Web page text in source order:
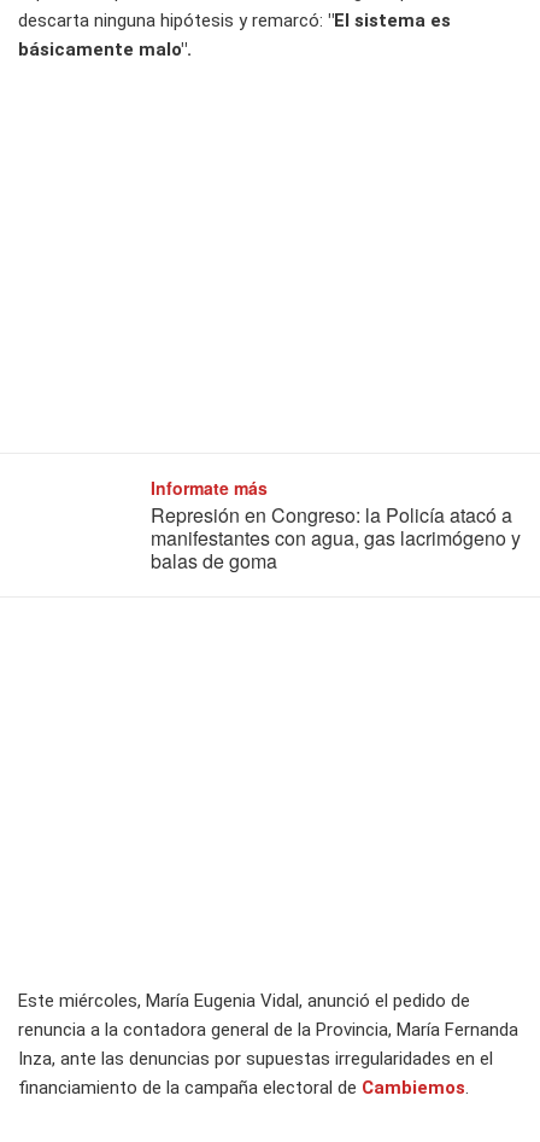
descarta ninguna hipótesis y remarcó: "El sistema es
básicamente malo".
Informate más
Represión en Congreso: la Policía atacó a
manifestantes con agua, gas lacrimógeno y
balas de goma
Este miércoles, María Eugenia Vidal, anunció el pedido de
renuncia a la contadora general de la Provincia, María Fernanda
Inza, ante las denuncias por supuestas irregularidades en el
financiamiento de la campaña electoral de Cambiemos.